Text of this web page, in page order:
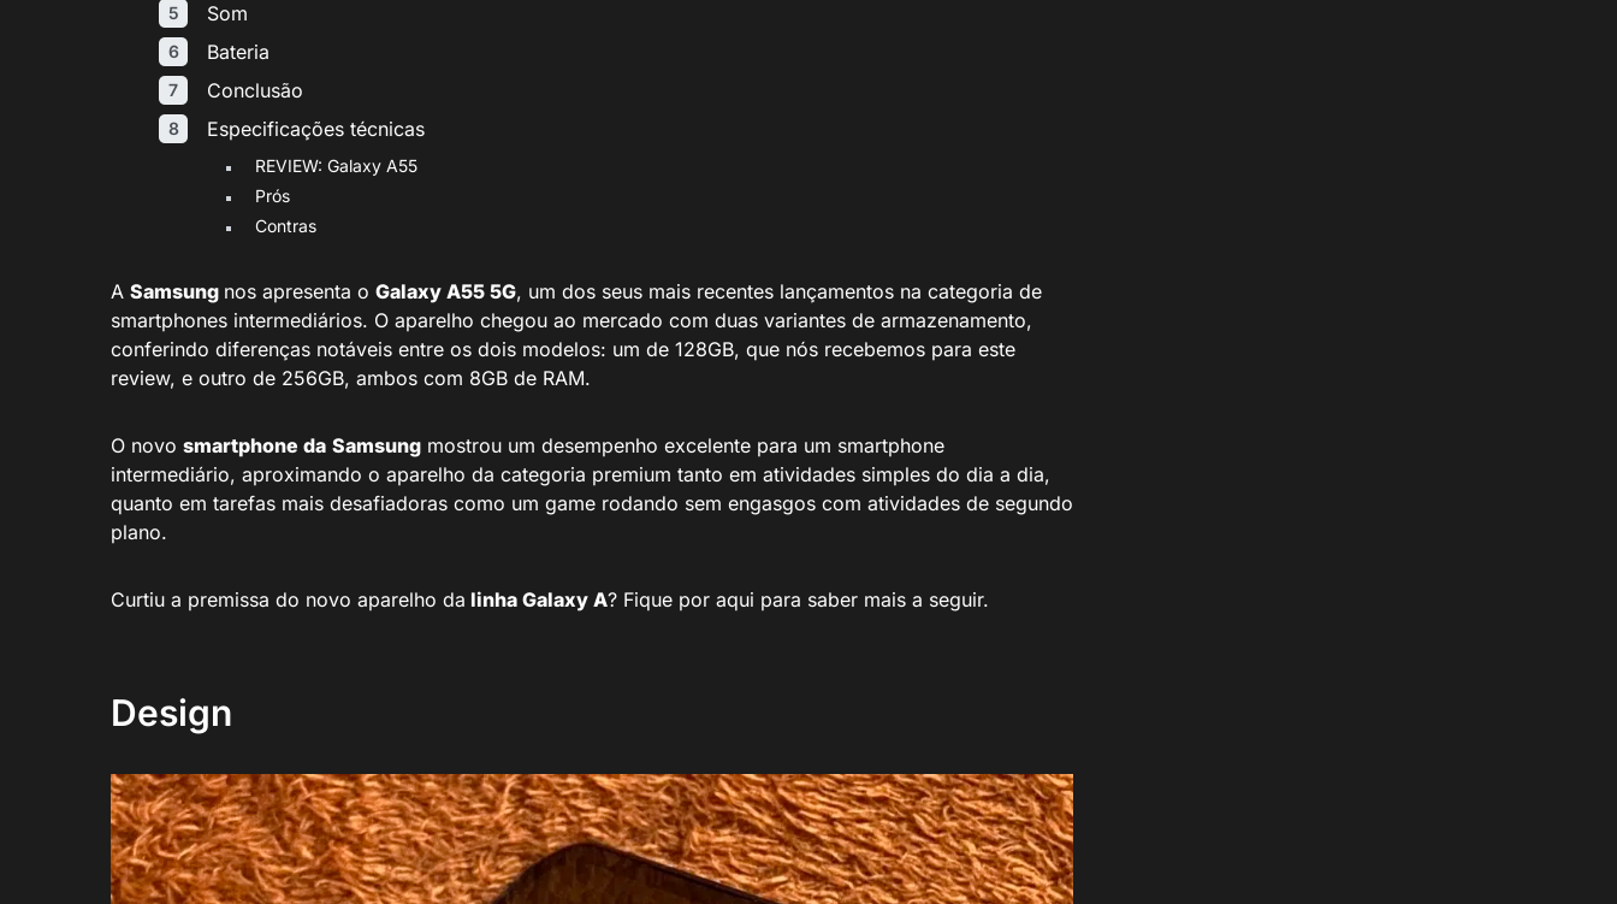
Som
Bateria
Conclusão
Especificações técnicas
REVIEW: Galaxy A55
Prós
Contras
A Samsung nos apresenta o Galaxy A55 5G, um dos seus mais recentes lançamentos na categoria de
smartphones intermediários. O aparelho chegou ao mercado com duas variantes de armazenamento,
conferindo diferenças notáveis entre os dois modelos: um de 128GB, que nós recebemos para este
review, e outro de 256GB, ambos com 8GB de RAM.
O novo smartphone da Samsung mostrou um desempenho excelente para um smartphone
intermediário, aproximando o aparelho da categoria premium tanto em atividades simples do dia a dia,
quanto em tarefas mais desafiadoras como um game rodando sem engasgos com atividades de segundo
plano.
Curtiu a premissa do novo aparelho da linha Galaxy A? Fique por aqui para saber mais a seguir.
Design